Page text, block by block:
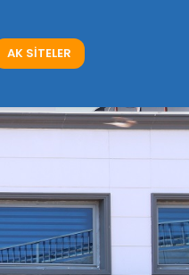
AK SİTELER